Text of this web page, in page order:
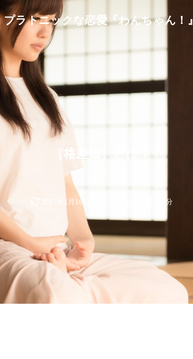
プラトニックな恋愛『わんちゃん！』
［格差婚］とは？
2017年1月16日 約2分